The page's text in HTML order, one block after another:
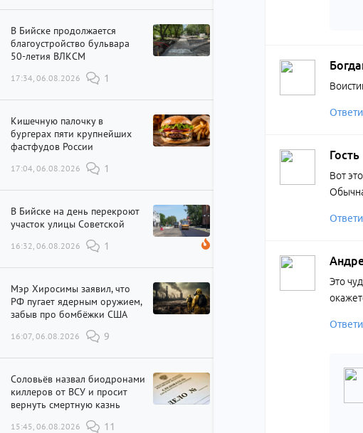
В Бийске продолжается
благоустройство бульвара
50-летия ВЛКСМ
17:34, 06.08.2026 1
Кишечную палочку в
бургерах пяти крупнейших
фастфудов России
17:04, 06.08.2026 1
В Бийске на день перекроют
участок улицы Советской
16:32, 06.08.2026 1
Мэр Хиросимы заявил, что
РФ пугает ядерным оружием,
забыв про бомбёжки США
16:07, 06.08.2026 9
Соловьёв назвал биодронами
киллеров от ВСУ и просит
вернуть смертную казнь
15:45, 06.08.2026 11
Гость
Вот
Это